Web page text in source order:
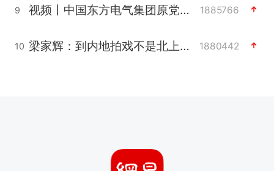
9 视频丨中国东方电气集团原党组副书记、董事宋致远被查 1885766
10 梁家辉：到内地拍戏不是北上是回归 1880442